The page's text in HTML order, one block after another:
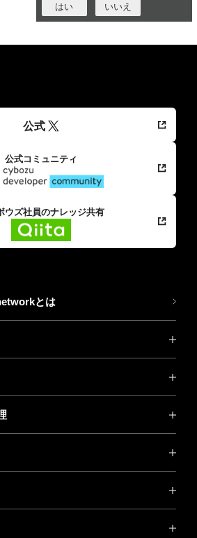
はい いいえ
公式
公式コミュニティ
ウズ社員のナレッジ共有
とは